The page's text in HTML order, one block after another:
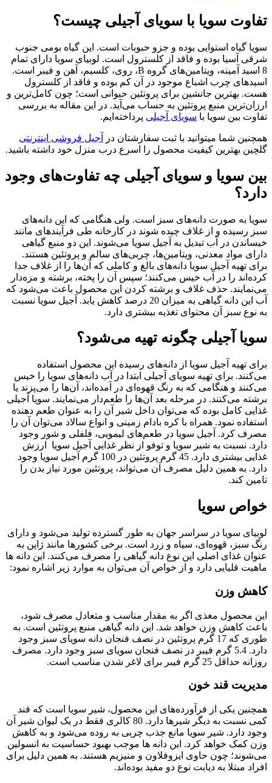
تفاوت سویا با سویای آجیلی چیست؟
سویا گیاه استوایی بوده و جزو حبوبات است. این گیاه بومی جنوب
شرقی آسیا بوده و فاقد از کلسترول است‌. لوبیای سویا دارای تمام
8 اسید آمینه، ویتامین‌های گروه B، روی، کلسیم، آهن و فیبر است.
اسیدهای چرب اشباع موجود در آن کم بوده و فاقد از کلسترول
هست. بهترین جانشین برای پروتئین حیوانی است؛ چون کامل‌ترین و
ارزان‌ترین منبع پروتئین به حساب می‌آید. در این مقاله به بررسی
تفاوت بین سویا با سویای آجیلی پرداخته‌ایم.
همچنین شما میتوانید با ثبت سفارشتان در
آجیل فروشی اینترنتی
گلچین بهترین کیفیت محصول را اسرع درب منزل خود داشته باشید.
بین سویا و سویای آجیلی چه تفاوت‌های وجود
دارد؟
سویا به صورت دانه‌های سبز است. ولی هنگامی که این دانه‌های
سبز رسیده و از غلاف چیده شوند در کارخانه طی فرآیندهای مانند
خیساندن در آب تبدیل به آجیل سویا می‌شوند. این دو منبع گیاهی
دارای مواد معدنی، ویتامین‌ها، چربی‌های سالم و پروتئین هستند.
برای تهیه آجیل سویا دانه‌های بالغ و کاملی که آن‌ها را از غلاف جدا
کرده‌اند را در آب خیس می‌کنند؛ سپس آن را پخته، برشته و مزه‌دار
می‌نمایند. حذف غلاف و برشته کردن این محصول باعث می‌شود که
آب این دانه‌ گیاهی به میزان 20 درصد کاهش یابد. آجیل سویا نسبت
به نوع سبز آن محتوای تغذیه بیشتری دارد‌.
سویا آجیلی چگونه تهیه می‌شود؟
برای تهیه آجیل سویا از دانه‌های رسیده این محصول استفاده
می‌کنند. برای تهیه سویای آجیلی ابتدا در آب دانه‌های سویا را خیس
می‌کنند و هنگامی که به رنگ قهوه‌ای در آمده‌اند، آن‌ها را می‌پزند یا
برشته می‌کنند. در مرحله بعد آن‌ها را طعم‌دار می‌نمایند. سویا آجیلی
غذایی کامل بوده که می‌توان داخل شیر آن را به عنوان طعم دهنده
استفاده نمود. همراه با کره بادام زمینی و انواع سالاد می‌توان آن را
مصرف کرد. آجیل سویا در طعم‌های لیمویی، فلفلی و شور وجود
دارد. نسبت به شیر سویا و توفو از نظر غذایی آجیل سویا ارزش
غذایی بیشتری دارد.‌ 45 گرم پروتئین در 100 گرم آجیل سویا وجود
دارد. به همین دلیل مصرف آن می‌تواند، پروتئین مورد نیاز بدن را
تامین کند.
خواص سویا
لوبیای سویا در سراسر جهان به طور گسترده تولید می‌شود و دارای
رنگ سبز، قهوه‌ای، سیاه و زرد است. برخی کشورها مانند ژاپن به
عنوان غذای اصلی این نوع دانه گیاهی را مصرف می‌کنند. این دانه ها
ماهیت قلیایی دارد و از خواص آن می‌توان به موارد زیر اشاره نمود:
کاهش وزن
این محصول مغذی اگر به مقدار مناسب و متعادل مصرف شود،
باعث کاهش وزن خواهد شد. این دانه گیاهی منبع پروتئین است. به
طوری که 17 گرم پروتئین در نصف فنجان دانه سویای سبز وجود
دارد. 5.4 گرم فیبر در نصف فنجان سویای سبز وجود دارد. مصرف
روزانه حداقل 25 گرم فیبر برای لاغر شدن مناسب است.
مدیریت قند خون
همچنین یکی از فرآورده‌های این محصول، شیر سویا است که قند
کمی نسبت به دیگر شیرها دارد. 80 کالری فقط در یک لیوان شیر آن
وجود دارد. شیر سویا مانع جذب چربی به روده می‌شود و به کاهش
وزن کمک خواهد کرد. این دانه ها موجب بهبود حساسیت به انسولین
می‌شوند؛ چون حاوی ایزوفلاون و منیزیم هستند. به همین دلیل برای
افراد مبتلا به دیابت نوع دو مفید بوده‌اند.